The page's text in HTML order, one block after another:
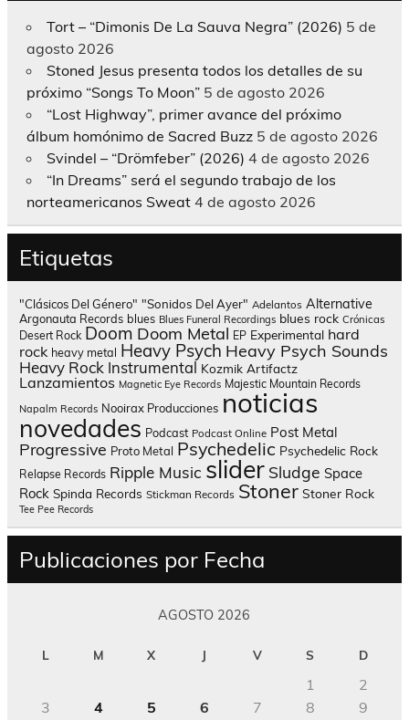
Tort – “Dimonis De La Sauva Negra” (2026) 5 de
agosto 2026
Stoned Jesus presenta todos los detalles de su
próximo “Songs To Moon” 5 de agosto 2026
“Lost Highway”, primer avance del próximo
álbum homónimo de Sacred Buzz 5 de agosto 2026
Svindel – “Drömfeber” (2026) 4 de agosto 2026
“In Dreams” será el segundo trabajo de los
norteamericanos Sweat 4 de agosto 2026
Etiquetas
"Clásicos Del Género" "Sonidos Del Ayer" Adelantos Alternative
Argonauta Records blues Blues Funeral Recordings blues rock Crónicas
Desert Rock Doom Doom Metal EP Experimental hard
rock heavy metal Heavy Psych Heavy Psych Sounds
Heavy Rock Instrumental Kozmik Artifactz
Lanzamientos Magnetic Eye Records Majestic Mountain Records
Napalm Records Nooirax Producciones noticias
novedades Podcast Podcast Online Post Metal
Progressive Proto Metal Psychedelic Psychedelic Rock
Relapse Records Ripple Music slider Sludge Space
Rock Spinda Records Stickman Records Stoner Stoner Rock
Tee Pee Records
Publicaciones por Fecha
AGOSTO 2026
L M X J V S D
1
2
3
4 5 6 7 8
9